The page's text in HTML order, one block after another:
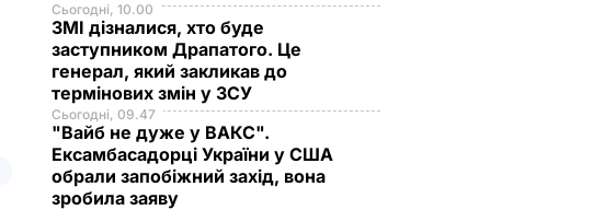
Сьогодні, 10.00
ЗМІ дізналися, хто буде
заступником Драпатого. Це
генерал, який закликав до
термінових змін у ЗСУ
Сьогодні, 09.47
"Вайб не дуже у ВАКС".
Ексамбасадорці України у США
обрали запобіжний захід, вона
зробила заяву